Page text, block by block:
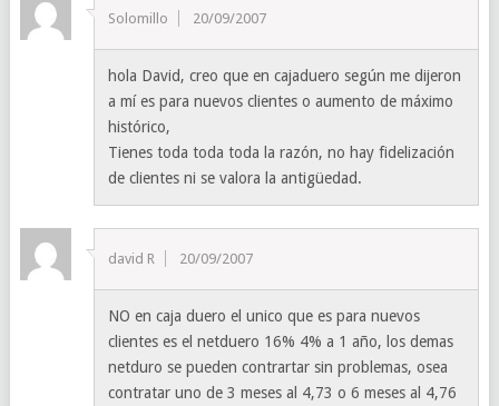
Solomillo 20/09/2007
hola David, creo que en cajaduero según me dijeron
a mí es para nuevos clientes o aumento de máximo
histórico,
Tienes toda toda toda la razón, no hay fidelización
de clientes ni se valora la antigüedad.
david R 20/09/2007
NO en caja duero el unico que es para nuevos
clientes es el netduero 16% 4% a 1 año, los demas
netduro se pueden contrartar sin problemas, osea
contratar uno de 3 meses al 4,73 o 6 meses al 4,76